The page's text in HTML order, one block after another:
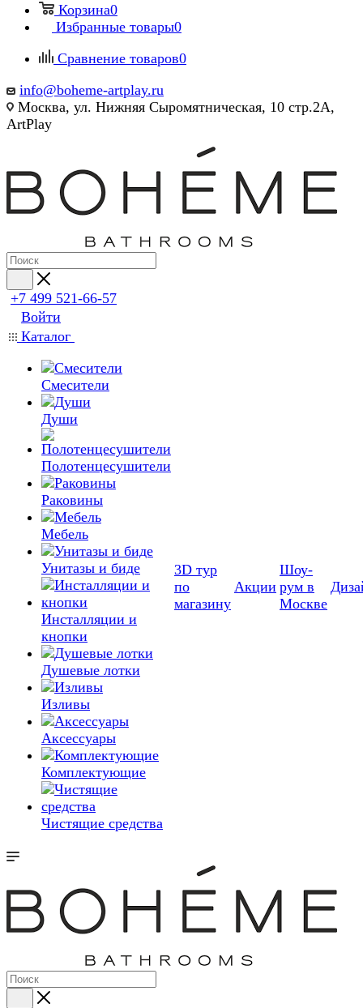
Корзина0
Избранные товары0
Сравнение товаров0
info@boheme-artplay.ru
Москва, ул. Нижняя Сыромятническая, 10 стр.2А,
ArtPlay
+7 499 521-66-57
Войти
Каталог
Смесители
Души
Полотенцесушители
Раковины
Мебель
Унитазы и биде
Инсталляции и
кнопки
Душевые лотки
Изливы
Аксессуары
Комплектующие
Чистящие средства
3D тур
по
магазину
Акции
Шоу-
рум в
Москве